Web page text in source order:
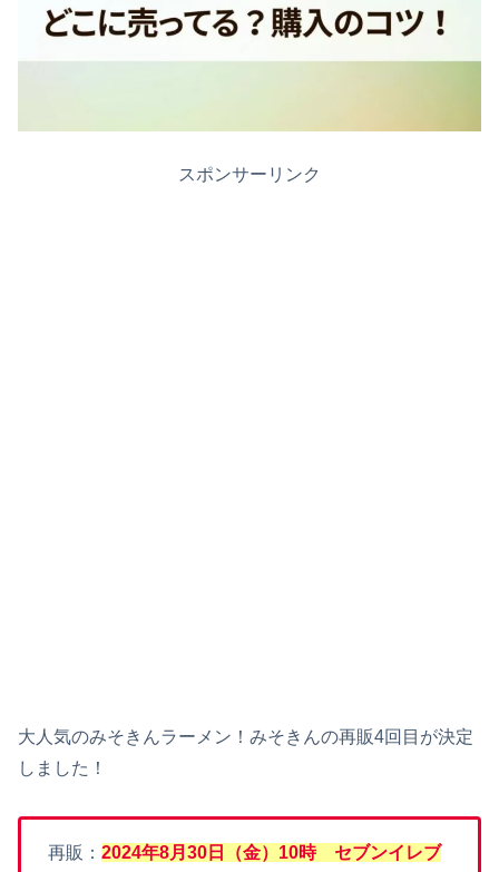
スポンサーリンク
大人気のみそきんラーメン！みそきんの再販4回目が決定
しました！
再販： 2024年8月30日（金）10時 セブンイレブ